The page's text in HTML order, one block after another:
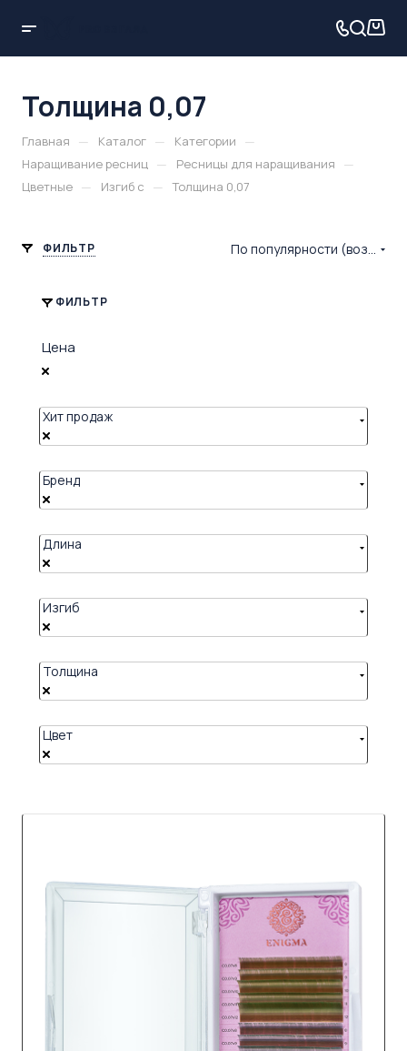
Толщина 0,07
Главная — Каталог — Категории —
Наращивание ресниц — Ресницы для наращивания —
Цветные — Изгиб c — Толщина 0,07
ФИЛЬТР По популярности (возрастание)
ФИЛЬТР
Цена
Хит продаж
Бренд
Длина
Изгиб
Толщина
Цвет